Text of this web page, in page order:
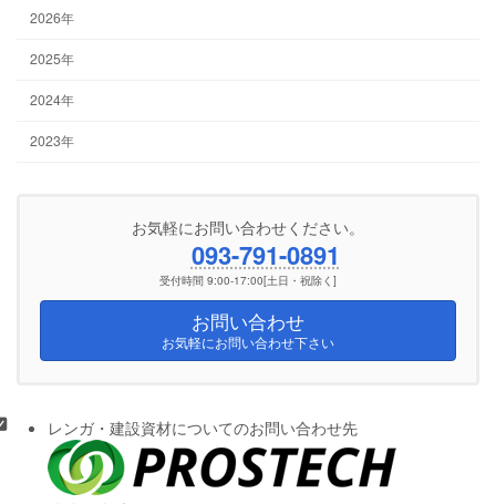
2026年
2025年
2024年
2023年
お気軽にお問い合わせください。
093-791-0891
受付時間 9:00-17:00[土日・祝除く]
お問い合わせ
お気軽にお問い合わせ下さい
レンガ・建設資材についてのお問い合わせ先